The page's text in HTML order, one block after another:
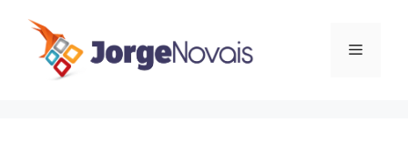
para
conteúdo